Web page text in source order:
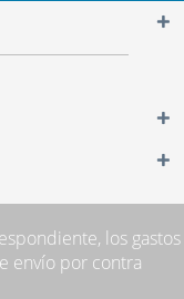
los gastos
envío por contra